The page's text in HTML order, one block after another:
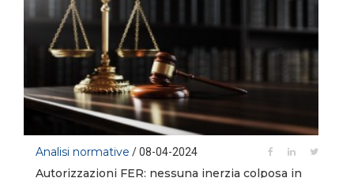
Analisi normative / 08-04-2024
Autorizzazioni FER: nessuna inerzia colposa in